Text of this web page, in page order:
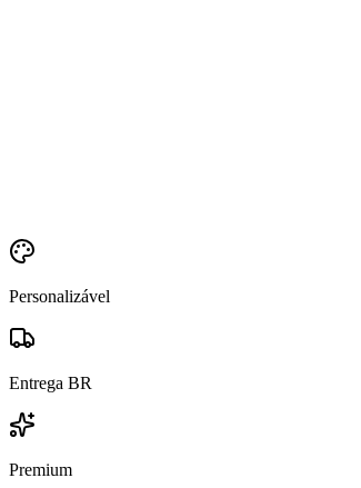
Personalizável
Entrega BR
Premium